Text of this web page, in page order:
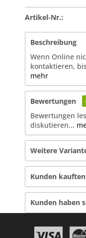
Artikel-Nr.:
Beschreibung
Wenn Online
kontaktieren,
mehr
Bewertungen
Bewertungen
diskutieren...
Weitere
Kunden
Kunden haben